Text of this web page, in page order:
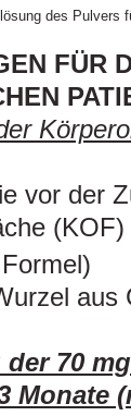
des Pulvers
FÜR
vor der
Formel)
70
Monate